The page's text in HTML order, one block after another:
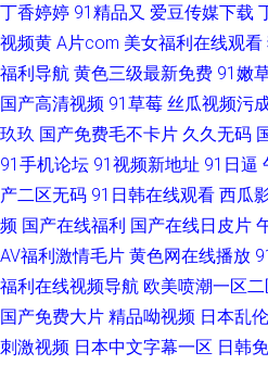
丁香婷婷 91精品又 爱豆传媒下载
视频黄 A片com 美女福利在线观看
福利导航 黄色三级最新免费 91嫩
国产高清视频 91草莓 丝瓜视频污
玖玖 国产免费毛不卡片 久久无码
91手机论坛 91视频新地址 91日逼
产二区无码 91日韩在线观看 西瓜
频 国产在线福利 国产在线日皮片
AV福利激情毛片 黄色网在线播放
福利在线视频导航 欧美喷潮一区二
国产免费大片 精品呦视频 日本乱
刺激视频 日本中文字幕一区 日韩